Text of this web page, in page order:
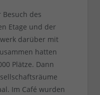
des
Etage und der
darüber mit
hatten
Plätze. Dann
Im Café wurden